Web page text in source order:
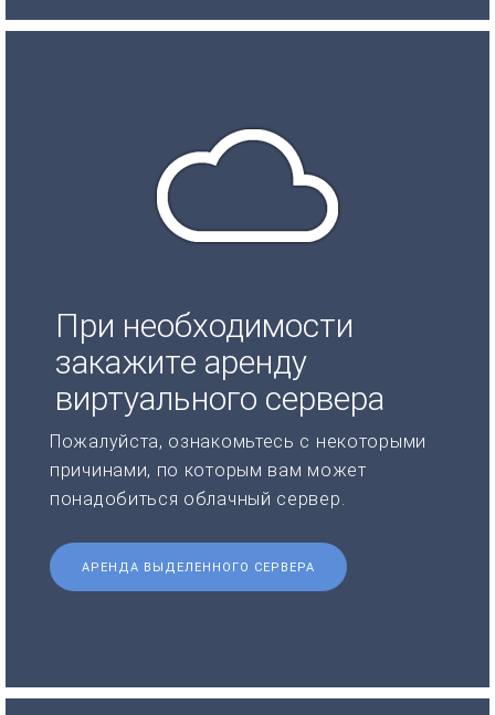
При необходимости
закажите аренду
виртуального сервера
Пожалуйста, ознакомьтесь с некоторыми
причинами, по которым вам может
понадобиться облачный сервер.
АРЕНДА ВЫДЕЛЕННОГО СЕРВЕРА